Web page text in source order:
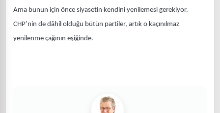
Ama bunun için önce siyasetin kendini yenilemesi gerekiyor.
CHP’nin de dâhil olduğu bütün partiler, artık o kaçınılmaz
yenilenme çağının eşiğinde.